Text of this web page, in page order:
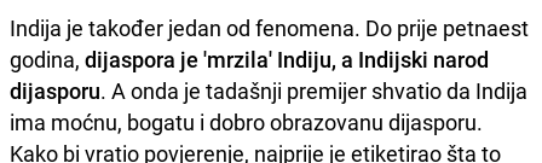
Indija je također jedan od fenomena. Do prije petnaest
godina, dijaspora je 'mrzila' Indiju, a Indijski narod
dijasporu. A onda je tadašnji premijer shvatio da Indija
ima moćnu, bogatu i dobro obrazovanu dijasporu.
Kako bi vratio povjerenje, najprije je etiketirao šta to